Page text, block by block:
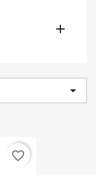


favorite_border